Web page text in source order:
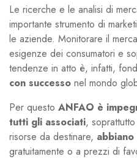
Le ricerche e le analisi di
importante strumento di
le aziende. Monitorare il
esigenze dei consumatori e
tendenze in atto è, infatti,
con successo nel mondo
Per questo ANFAO è
tutti gli associati,
risorse da destinare,
gratuitamente o a prezzi di